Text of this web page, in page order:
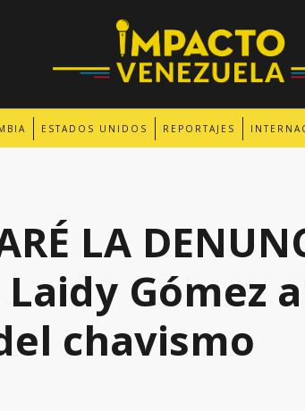
ESTADOS UNIDOS REPORTAJES
LA
Laidy Gómez
chavismo